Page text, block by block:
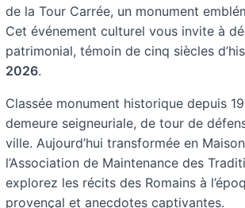
de la Tour Carrée, un monument
Cet événement culturel vous invite à
patrimonial, témoin de cinq siècles
2026.
Classée monument historique depuis
demeure seigneuriale, de tour de
ville. Aujourd’hui transformée en
l’Association de Maintenance des
explorez les récits des Romains à
provençal et anecdotes captivantes.